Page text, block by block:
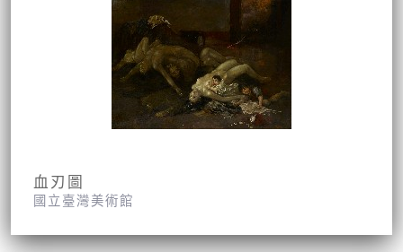
血刃圖
國立臺灣美術館